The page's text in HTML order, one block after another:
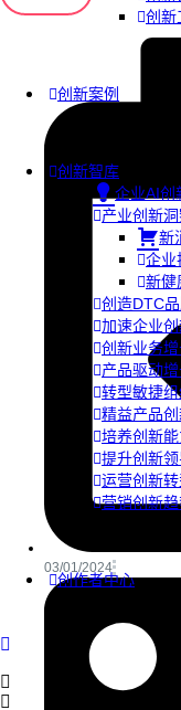
创新
创新案例
创新智库
企业AI创
产业创新
新
企业
新健
创造DTC
加速企业
创新业务
产品驱动
转型敏捷组
精益产品
培养创新能
提升创新
运营创新转
营销创新
创作者中心
03/01/2024